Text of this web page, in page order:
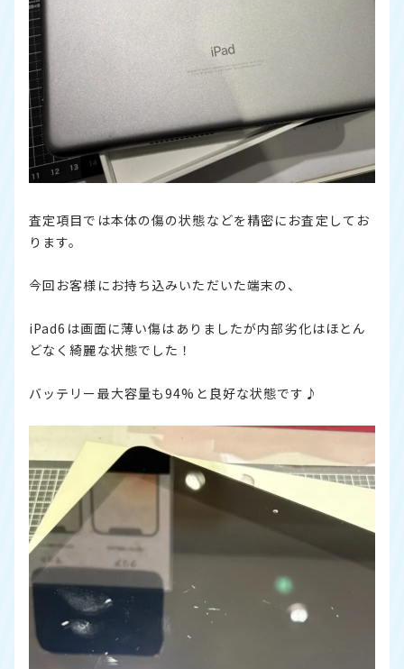
査定項目では本体の傷の状態などを精密にお査定してお
ります。
今回お客様にお持ち込みいただいた端末の、
iPad6は画面に薄い傷はありましたが内部劣化はほとん
どなく綺麗な状態でした！
バッテリー最大容量も94%と良好な状態です♪